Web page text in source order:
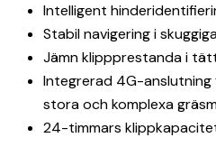
Intelligent
Stabil navigering i
Jämn klippprestanda i
Integrerad 4G-
stora och komplexa
24-timmars